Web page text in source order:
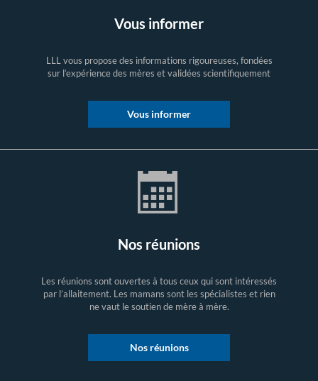
Vous informer
LLL vous propose des informations rigoureuses, fondées
sur l’expérience des mères et validées scientifiquement
Vous informer
Nos réunions
Les réunions sont ouvertes à tous ceux qui sont intéressés
par l’allaitement. Les mamans sont les spécialistes et rien
ne vaut le soutien de mère à mère.
Nos réunions